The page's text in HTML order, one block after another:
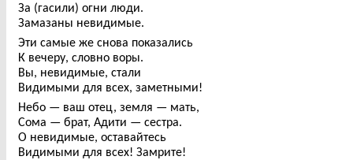
За (гасили) огни люди.
Замазаны невидимые.
Эти самые же снова показались
К вечеру, словно воры.
Вы, невидимые, стали
Видимыми для всех, заметными!
Небо — ваш отец, земля — мать,
Сома — брат, Адити — сестра.
О невидимые, оставайтесь
Видимыми для всех! Замрите!